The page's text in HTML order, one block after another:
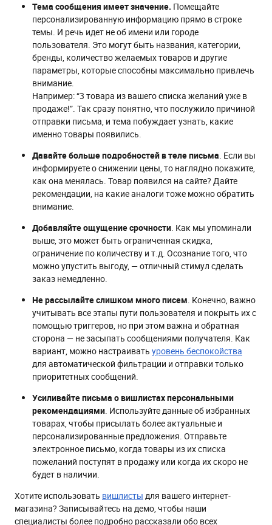
Тема сообщения имеет значение. Помещайте
персонализированную информацию прямо в строке
темы. И речь идет не об имени или городе
пользователя. Это могут быть названия, категории,
бренды, количество желаемых товаров и другие
параметры, которые способны максимально привлечь
внимание.
Например: “3 товара из вашего списка желаний уже в
продаже!”. Так сразу понятно, что послужило причиной
отправки письма, и тема побуждает узнать, какие
именно товары появились.
Давайте больше подробностей в теле письма. Если вы
информируете о снижении цены, то наглядно покажите,
как она менялась. Товар появился на сайте? Дайте
рекомендации, на какие аналоги тоже можно обратить
внимание.
Добавляйте ощущение срочности. Как мы упоминали
выше, это может быть ограниченная скидка,
ограничение по количеству и т.д. Осознание того, что
можно упустить выгоду, — отличный стимул сделать
заказ немедленно.
Не рассылайте слишком много писем. Конечно, важно
учитывать все этапы пути пользователя и покрыть их с
помощью триггеров, но при этом важна и обратная
сторона — не засыпать сообщениями получателя. Как
вариант, можно настраивать уровень беспокойства
для автоматической фильтрации и отправки только
приоритетных сообщений.
Усиливайте письма о вишлистах персональными
рекомендациями. Используйте данные об избранных
товарах, чтобы присылать более актуальные и
персонализированные предложения. Отправьте
электронное письмо, когда товары из их списка
пожеланий поступят в продажу или когда их скоро не
будет в наличии.
Хотите использовать вишлисты для вашего интернет-
магазина? Записывайтесь на демо, чтобы наши
специалисты более подробно рассказали обо всех